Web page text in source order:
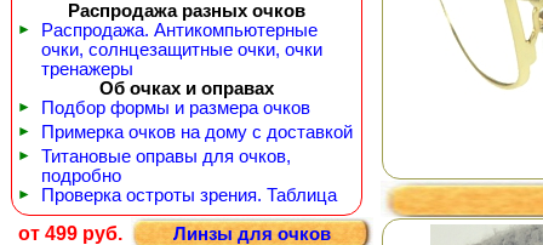
Распродажа разных очков
►
Распродажа. Антикомпьютерные
очки, солнцезащитные очки, очки
тренажеры
Об очках и оправах
► Подбор формы и размера очков
► Примерка очков на дому с доставкой
►
Титановые оправы для очков,
подробно
► Проверка остроты зрения. Таблица
от 499 руб.
Линзы для очков